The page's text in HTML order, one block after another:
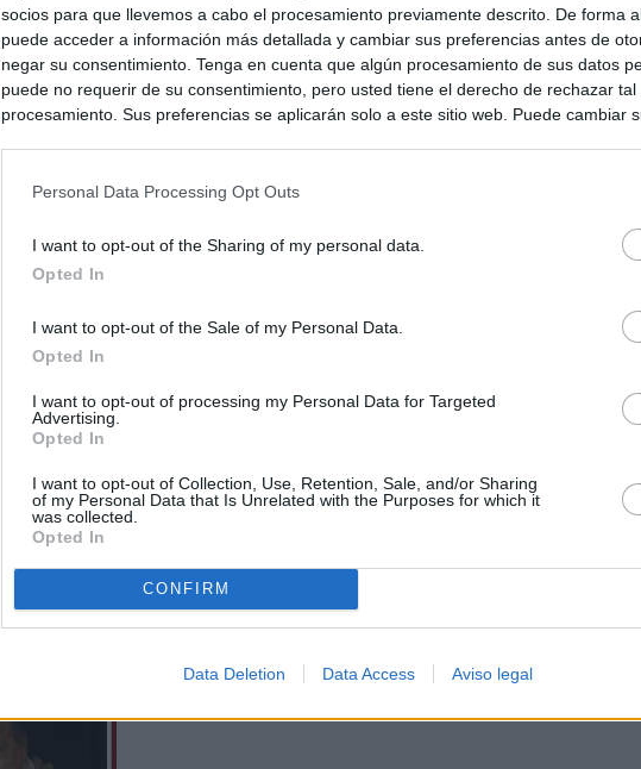
socios para que llevemos a cabo el procesamiento previamente descrito. De forma
puede acceder a información más detallada y cambiar sus preferencias antes de
negar su consentimiento. Tenga en cuenta que algún procesamiento de sus datos
puede no requerir de su consentimiento, pero usted tiene el derecho de rechazar tal
procesamiento. Sus preferencias se aplicarán solo a este sitio web. Puede cambiar
Personal Data Processing Opt Outs
I want to opt-out of the Sharing of my personal data.
Opted In
I want to opt-out of the Sale of my Personal Data.
Opted In
I want to opt-out of processing my Personal Data for Targeted
Advertising.
Opted In
I want to opt-out of Collection, Use, Retention, Sale, and/or Sharing
of my Personal Data that Is Unrelated with the Purposes for which it
was collected.
Opted In
CONFIRM
Data Deletion Data Access Aviso legal